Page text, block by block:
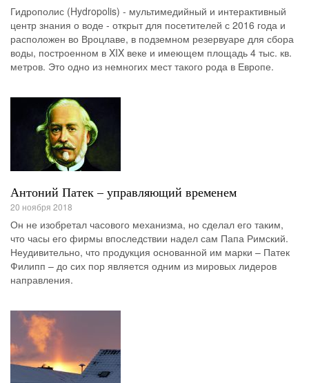
Гидрополис (Hydropolis) - мультимедийный и интерактивный
центр знания о воде - открыт для посетителей с 2016 года и
расположен во Вроцлаве, в подземном резервуаре для сбора
воды, построенном в XIX веке и имеющем площадь 4 тыс. кв.
метров. Это одно из немногих мест такого рода в Европе.
Антоний Патек – управляющий временем
20 ноября 2018
Он не изобретал часового механизма, но сделал его таким,
что часы его фирмы впоследствии надел сам Папа Римский.
Неудивительно, что продукция основанной им марки – Патек
Филипп – до сих пор является одним из мировых лидеров
направления.